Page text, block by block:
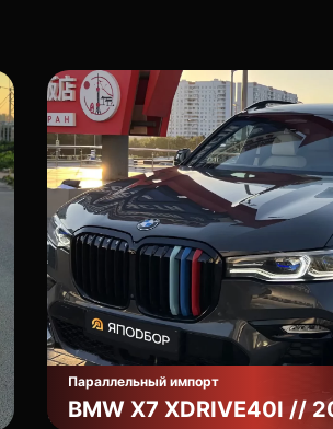
Параллельный импорт
BMW X7 XDRIVE40I //